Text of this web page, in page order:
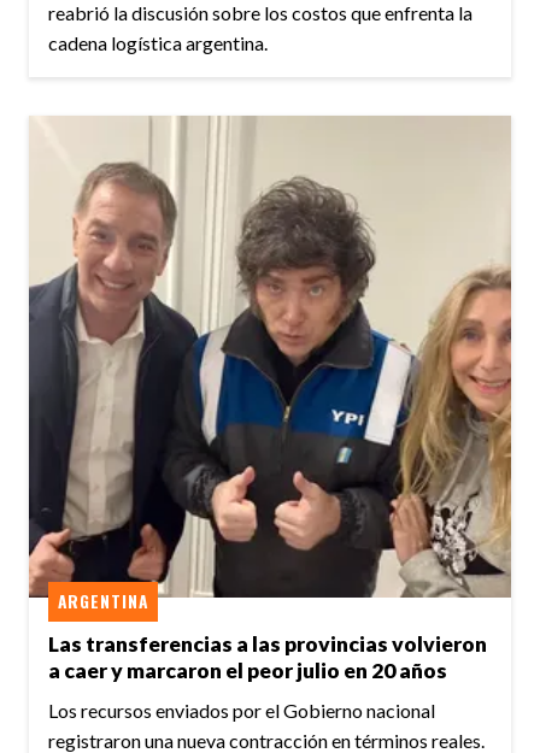
reabrió la discusión sobre los costos que enfrenta la
cadena logística argentina.
Las transferencias a las provincias volvieron
a caer y marcaron el peor julio en 20 años
ARGENTINA
Los recursos enviados por el Gobierno nacional
registraron una nueva contracción en términos reales.